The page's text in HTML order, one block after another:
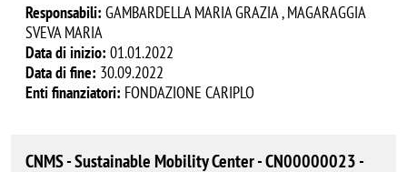
Responsabili: GAMBARDELLA MARIA GRAZIA , MAGARAGGIA
SVEVA MARIA
Data di inizio: 01.01.2022
Data di fine: 30.09.2022
Enti finanziatori: FONDAZIONE CARIPLO
CNMS - Sustainable Mobility Center - CN00000023 -